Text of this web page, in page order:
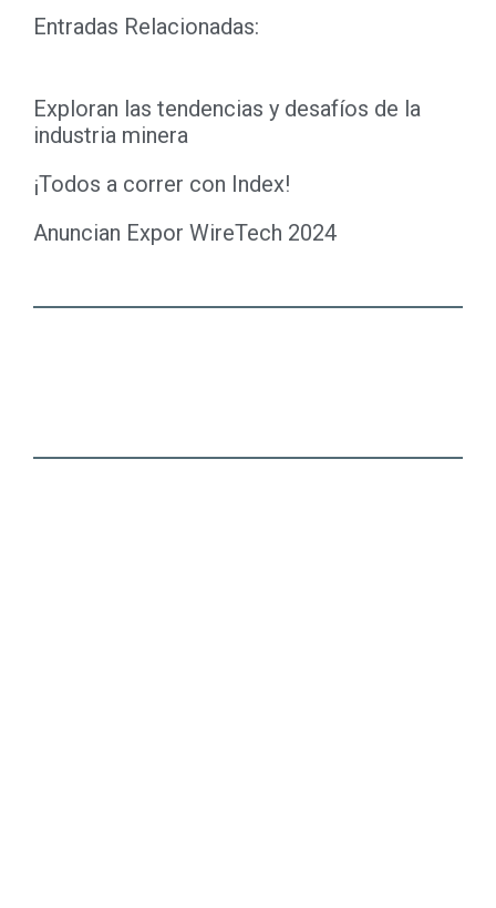
Entradas Relacionadas:
Exploran las tendencias y desafíos de la
industria minera
¡Todos a correr con Index!
Anuncian Expor WireTech 2024